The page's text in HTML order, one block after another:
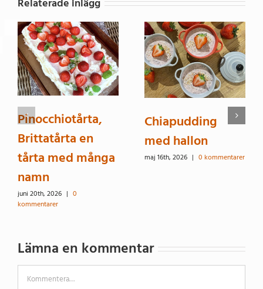
Pinocchiotårta,
Brittatårta en
tårta med många
namn
juni 20th, 2026 | 0
kommentarer
Chiapudding
med hallon
maj 16th, 2026 | 0 kommentarer
Lämna en kommentar
Kommentar